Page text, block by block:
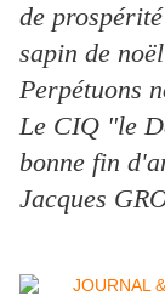
de
sapin de
Perpétuons
Le CIQ "le
bonne fin
Jacques